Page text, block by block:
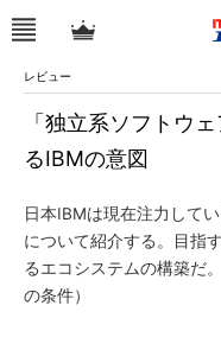
レビュー
「独立系ソフトウ
るIBMの意図
日本IBMは現在注力して
について紹介する。目指
るエコシステムの構築だ
の条件）